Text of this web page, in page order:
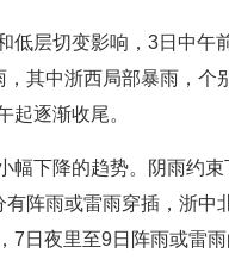
低层切变影响，3日中
，其中浙西局部暴雨，
起逐渐收尾。
幅下降的趋势。阴雨约
有阵雨或雷雨穿插，浙
7日夜里至9日阵雨或雷